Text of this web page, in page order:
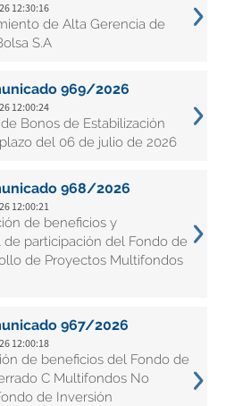
12:30:16
de Alta Gerencia de
S.A
969/2026
12:00:24
Bonos de Estabilización
del 06 de julio de 2026
968/2026
12:00:21
de beneficios y
de participación del Fondo de
de Proyectos Multifondos
967/2026
12:00:18
de beneficios del Fondo de
C Multifondos No
de Inversión